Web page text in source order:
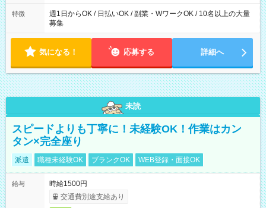
特徴
週1日からOK / 日払いOK / 副業・WワークOK / 10名以上の大量
募集
気になる！ 応募する 詳細へ
未読
スピードよりも丁寧に！未経験OK！作業はカン
タン×完全座り
派遣 職種未経験OK ブランクOK WEB登録・面接OK
給与
時給1500円
交通費別途支給あり